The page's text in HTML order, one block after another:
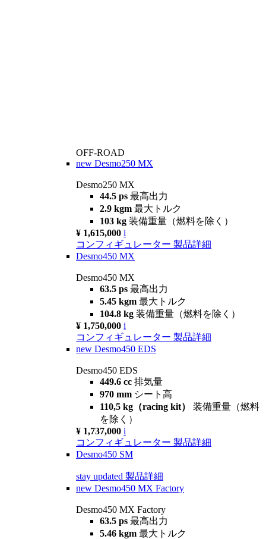
OFF-ROAD
new Desmo250 MX
Desmo250 MX
44.5 ps 最高出力
2.9 kgm 最大トルク
103 kg 装備重量（燃料を除く）
¥ 1,615,000 i
コンフィギュレーター 製品詳細
Desmo450 MX
Desmo450 MX
63.5 ps 最高出力
5.45 kgm 最大トルク
104.8 kg 装備重量（燃料を除く）
¥ 1,750,000 i
コンフィギュレーター 製品詳細
new Desmo450 EDS
Desmo450 EDS
449.6 cc 排気量
970 mm シート高
110,5 kg（racing kit） 装備重量（燃料
を除く）
¥ 1,737,000 i
コンフィギュレーター 製品詳細
Desmo450 SM
stay updated 製品詳細
new Desmo450 MX Factory
Desmo450 MX Factory
63.5 ps 最高出力
5.46 kgm 最大トルク